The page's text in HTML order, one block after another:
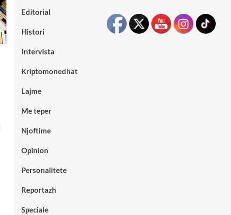
Editorial
Histori
Intervista
Kriptomonedhat
Lajme
Me teper
Njoftime
Opinion
Personalitete
Reportazh
Speciale